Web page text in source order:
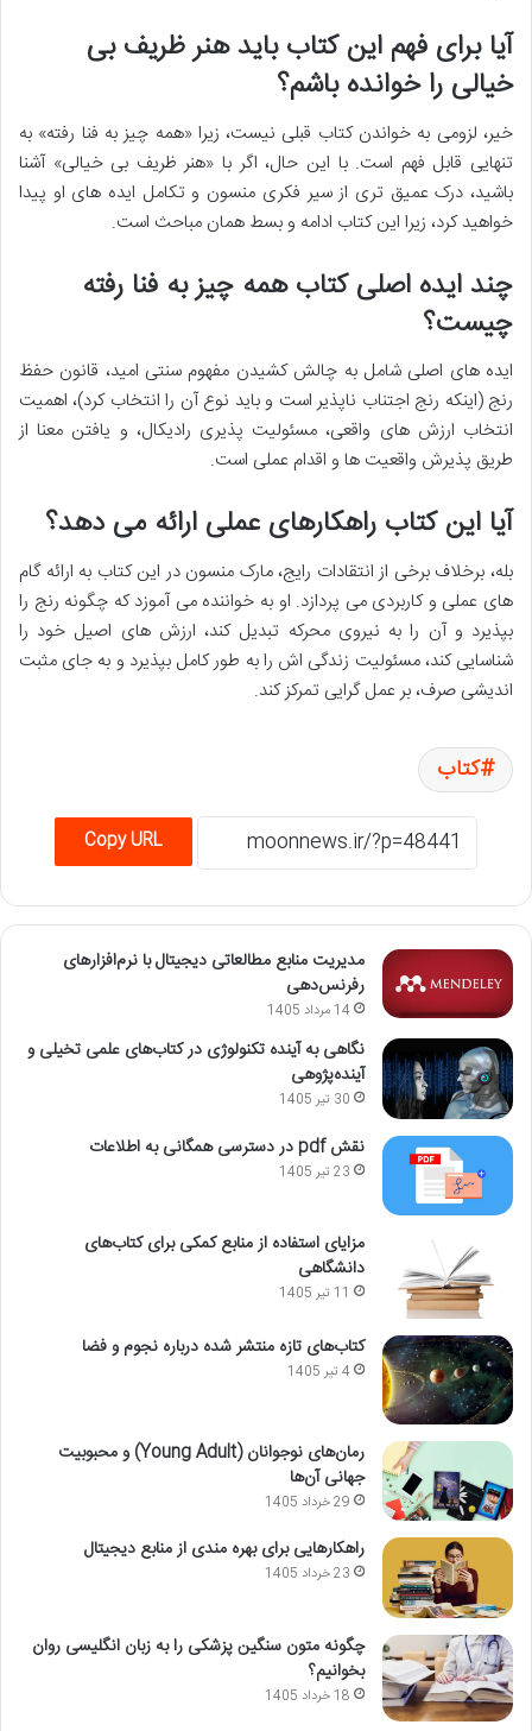
آیا برای فهم این کتاب باید هنر ظریف بی
خیالی را خوانده باشم؟
خیر، لزومی به خواندن کتاب قبلی نیست، زیرا «همه چیز به فنا رفته» به
تنهایی قابل فهم است. با این حال، اگر با «هنر ظریف بی خیالی» آشنا
باشید، درک عمیق تری از سیر فکری منسون و تکامل ایده های او پیدا
خواهید کرد، زیرا این کتاب ادامه و بسط همان مباحث است.
چند ایده اصلی کتاب همه چیز به فنا رفته
چیست؟
ایده های اصلی شامل به چالش کشیدن مفهوم سنتی امید، قانون حفظ
رنج (اینکه رنج اجتناب ناپذیر است و باید نوع آن را انتخاب کرد)، اهمیت
انتخاب ارزش های واقعی، مسئولیت پذیری رادیکال، و یافتن معنا از
طریق پذیرش واقعیت ها و اقدام عملی است.
آیا این کتاب راهکارهای عملی ارائه می دهد؟
بله، برخلاف برخی از انتقادات رایج، مارک منسون در این کتاب به ارائه گام
های عملی و کاربردی می پردازد. او به خواننده می آموزد که چگونه رنج را
بپذیرد و آن را به نیروی محرکه تبدیل کند، ارزش های اصیل خود را
شناسایی کند، مسئولیت زندگی اش را به طور کامل بپذیرد و به جای مثبت
اندیشی صرف، بر عمل گرایی تمرکز کند.
کتاب
Copy URL
مدیریت منابع مطالعاتی دیجیتال با نرم‌افزارهای
رفرنس‌دهی
14 مرداد 1405
نگاهی به آینده تکنولوژی در کتاب‌های علمی تخیلی و
آینده‌پژوهی
30 تیر 1405
نقش pdf در دسترسی همگانی به اطلاعات
23 تیر 1405
مزایای استفاده از منابع کمکی برای کتاب‌های
دانشگاهی
11 تیر 1405
کتاب‌های تازه منتشر شده درباره نجوم و فضا
4 تیر 1405
رمان‌های نوجوانان (Young Adult) و محبوبیت
جهانی آن‌ها
29 خرداد 1405
راهکارهایی برای بهره مندی از منابع دیجیتال
23 خرداد 1405
چگونه متون سنگین پزشکی را به زبان انگلیسی روان
بخوانیم؟
18 خرداد 1405